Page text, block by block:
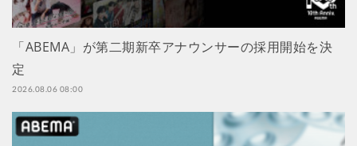
「ABEMA」が第二期新卒アナウンサーの採用開始を決
定
2026.08.06 08:00